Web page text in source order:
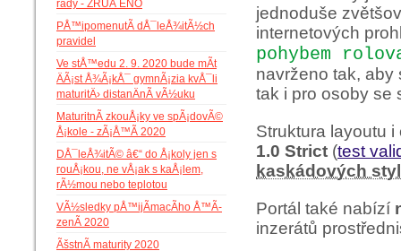
jednoduše
internetových
pohybem
navrženo tak, aby
tak i pro osoby se
Struktura layoutu
1.0 Strict (test
kaskádových
Portál také nabízí
inzerátů
rady - ZRUÅ ENO
PÅ™ipomenutÃ­ dÅ¯leÅ¾itÃ½ch
pravidel
Ve stÅ™edu 2. 9. 2020 bude mÃ­t
ÄÃ¡st Å¾Ã¡kÅ¯ gymnÃ¡zia kvÅ¯li
maturitÄ› distanÄnÃ­ vÃ½uku
MaturitnÃ­ zkouÅ¡ky ve spÃ¡dovÃ©
Å¡kole - zÃ¡Å™Ã­ 2020
DÅ¯leÅ¾itÃ© â€“ do Å¡koly jen s
rouÅ¡kou, ne vÅ¡ak s kaÅ¡lem,
rÃ½mou nebo teplotou
VÃ½sledky pÅ™ijÃ­macÃ­ho Å™Ã­
zenÃ­ 2020
ÃšstnÃ­ maturity 2020